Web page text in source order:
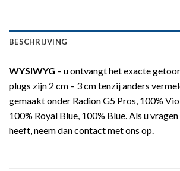
BESCHRIJVING
WYSIWYG – u ontvangt het exacte
plugs zijn 2 cm – 3 cm tenzij anders
gemaakt onder Radion G5 Pros, 100%
100% Royal Blue, 100% Blue. Als u
heeft, neem dan contact met ons op.